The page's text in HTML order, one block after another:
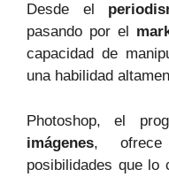
Desde el
pasando por ⁢el
capacidad de
una⁤ habilidad
Photoshop, el
imágenes,
posibilidades que lo⁤